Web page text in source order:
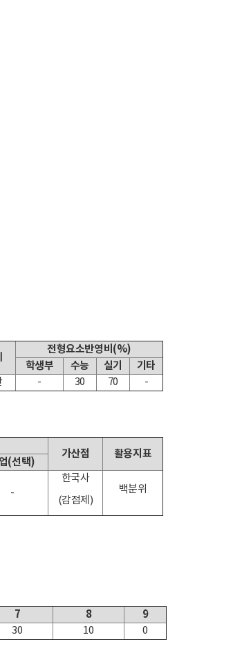
전형요소반영비(%)
학생부
수능 실기 기타
- 30 70 -
가산점 활용지표
(선택)
-
한국사
(감점제)
백분위
7 8 9
30 10 0